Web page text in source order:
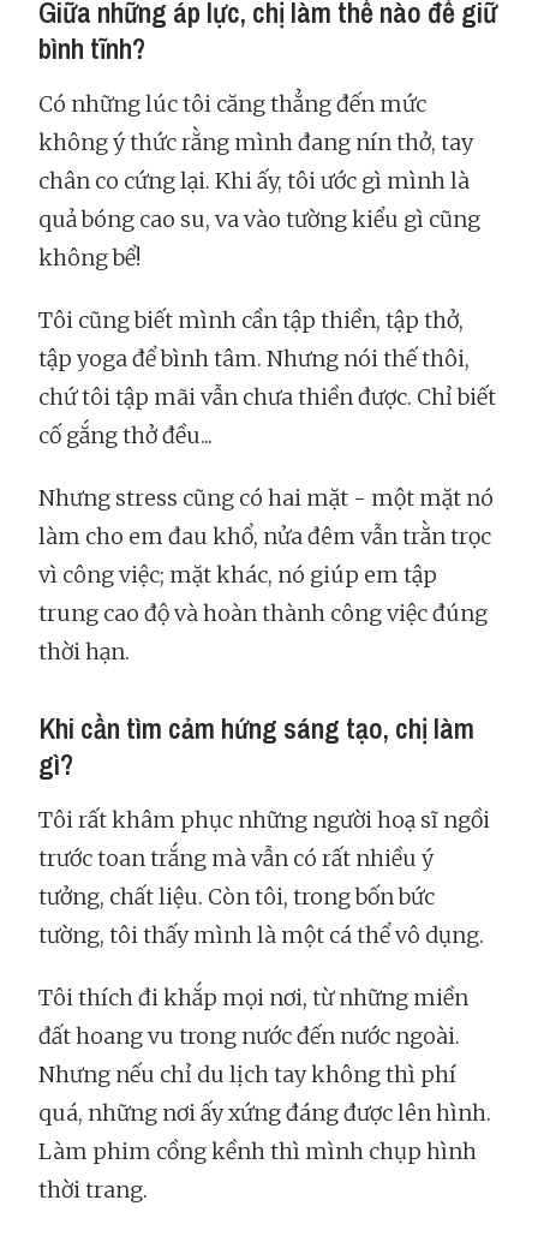
Giữa những áp lực, chị làm thế nào để giữ
bình tĩnh?
Có những lúc tôi căng thẳng đến mức
không ý thức rằng mình đang nín thở, tay
chân co cứng lại. Khi ấy, tôi ước gì mình là
quả bóng cao su, va vào tường kiểu gì cũng
không bể!
Tôi cũng biết mình cần tập thiền, tập thở,
tập yoga để bình tâm. Nhưng nói thế thôi,
chứ tôi tập mãi vẫn chưa thiền được. Chỉ biết
cố gắng thở đều...
Nhưng stress cũng có hai mặt - một mặt nó
làm cho em đau khổ, nửa đêm vẫn trằn trọc
vì công việc; mặt khác, nó giúp em tập
trung cao độ và hoàn thành công việc đúng
thời hạn.
Khi cần tìm cảm hứng sáng tạo, chị làm
gì?
Tôi rất khâm phục những người hoạ sĩ ngồi
trước toan trắng mà vẫn có rất nhiều ý
tưởng, chất liệu. Còn tôi, trong bốn bức
tường, tôi thấy mình là một cá thể vô dụng.
Tôi thích đi khắp mọi nơi, từ những miền
đất hoang vu trong nước đến nước ngoài.
Nhưng nếu chỉ du lịch tay không thì phí
quá, những nơi ấy xứng đáng được lên hình.
Làm phim cồng kềnh thì mình chụp hình
thời trang.